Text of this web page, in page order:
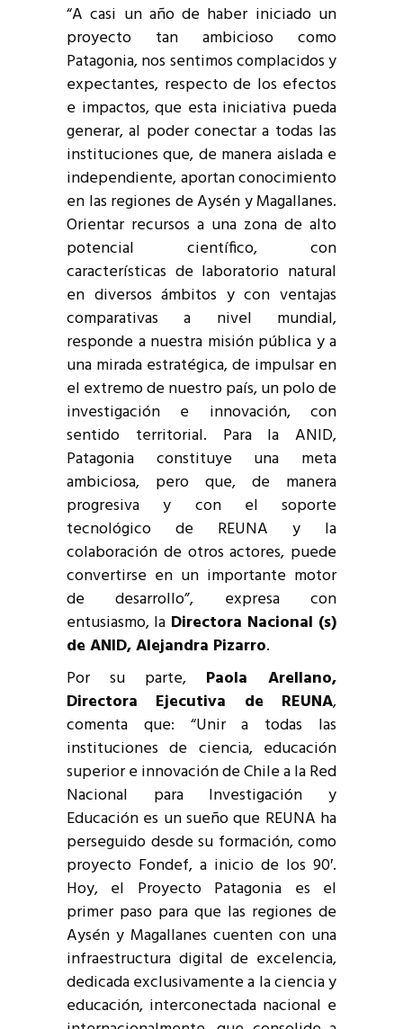
“A casi un año de haber iniciado un
proyecto tan ambicioso como
Patagonia, nos sentimos complacidos y
expectantes, respecto de los efectos
e impactos, que esta iniciativa pueda
generar, al poder conectar a todas las
instituciones que, de manera aislada e
independiente, aportan conocimiento
en las regiones de Aysén y Magallanes.
Orientar recursos a una zona de alto
potencial científico, con
características de laboratorio natural
en diversos ámbitos y con ventajas
comparativas a nivel mundial,
responde a nuestra misión pública y a
una mirada estratégica, de impulsar en
el extremo de nuestro país, un polo de
investigación e innovación, con
sentido territorial. Para la ANID,
Patagonia constituye una meta
ambiciosa, pero que, de manera
progresiva y con el soporte
tecnológico de REUNA y la
colaboración de otros actores, puede
convertirse en un importante motor
de desarrollo”, expresa con
entusiasmo, la Directora Nacional (s)
de ANID, Alejandra Pizarro.
Por su parte, Paola Arellano,
Directora Ejecutiva de REUNA,
comenta que: “Unir a todas las
instituciones de ciencia, educación
superior e innovación de Chile a la Red
Nacional para Investigación y
Educación es un sueño que REUNA ha
perseguido desde su formación, como
proyecto Fondef, a inicio de los 90′.
Hoy, el Proyecto Patagonia es el
primer paso para que las regiones de
Aysén y Magallanes cuenten con una
infraestructura digital de excelencia,
dedicada exclusivamente a la ciencia y
educación, interconectada nacional e